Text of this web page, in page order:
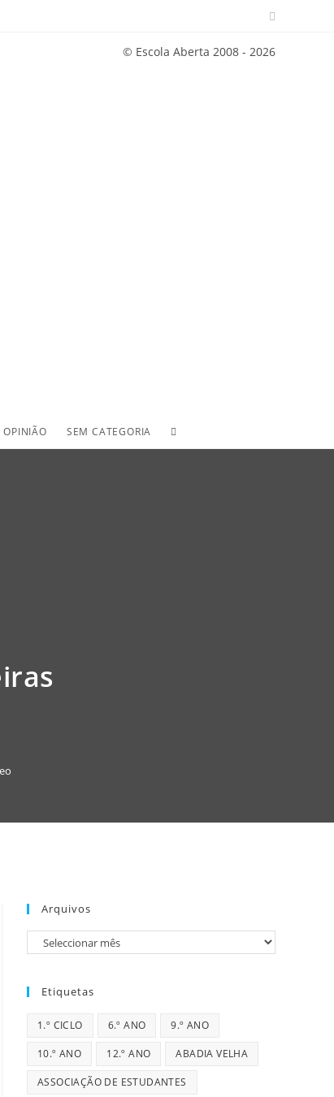
© Escola Aberta 2008 - 2026
OPINIÃO SEM CATEGORIA TOGGLE
Arquivos
Arquivos
Etiquetas
1.º CICLO 6.º ANO 9.º ANO
10.º ANO 12.º ANO ABADIA VELHA
ASSOCIAÇÃO DE ESTUDANTES